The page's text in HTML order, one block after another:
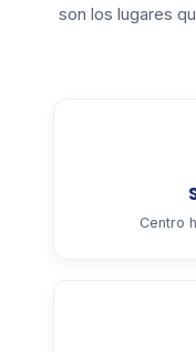
son los lugares
Centro